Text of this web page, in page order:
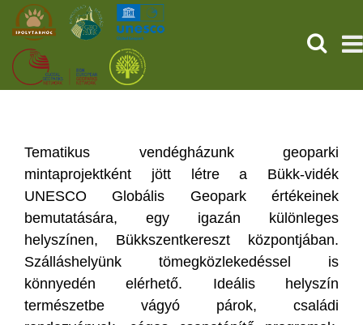
STAROVEKÉ POMPEJE
SLUŽBY
UDALOSTI (HU)
O NÁS
HĽADAŤ
Tematikus vendégházunk geoparki
mintaprojektként jött létre a Bükk-vidék
UNESCO Globális Geopark értékeinek
bemutatására, egy igazán különleges
helyszínen, Bükkszentkereszt központjában.
Szálláshelyünk tömegközlekedéssel is
könnyedén elérhető. Ideális helyszín
természetbe vágyó párok, családi